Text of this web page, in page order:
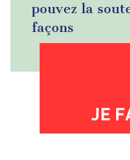
pouvez la
façons
JE